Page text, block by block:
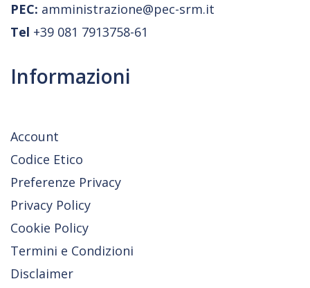
PEC: amministrazione@pec-srm.it
Tel +39 081 7913758-61
Informazioni
Account
Codice Etico
Preferenze Privacy
Privacy Policy
Cookie Policy
Termini e Condizioni
Disclaimer